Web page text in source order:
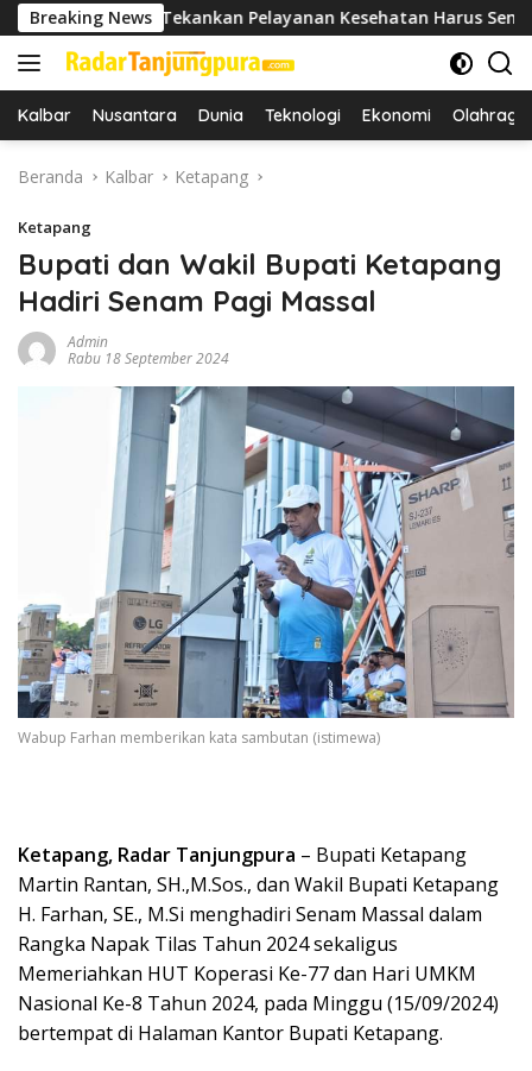
Langsung
ke
konten
Breaking News
Tekankan Pelayanan Kesehatan Harus Semakin Baik
Kalbar Nusantara Dunia Teknologi Ekonomi Olahraga
Beranda Kalbar Ketapang
Ketapang
Bupati dan Wakil Bupati Ketapang
Hadiri Senam Pagi Massal
Admin
Rabu 18 September 2024
Wabup Farhan memberikan kata sambutan (istimewa)
Ketapang, Radar Tanjungpura – Bupati Ketapang
Martin Rantan, SH.,M.Sos., dan Wakil Bupati Ketapang
H. Farhan, SE., M.Si menghadiri Senam Massal dalam
Rangka Napak Tilas Tahun 2024 sekaligus
Memeriahkan HUT Koperasi Ke-77 dan Hari UMKM
Nasional Ke-8 Tahun 2024, pada Minggu (15/09/2024)
bertempat di Halaman Kantor Bupati Ketapang.